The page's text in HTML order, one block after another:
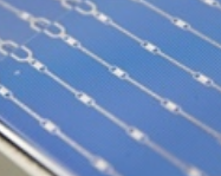
nội bộ Người liên quan